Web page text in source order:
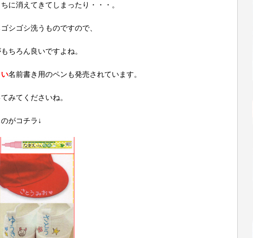
に消えてきてしまったり・・・。
シゴシ洗うものですので、
ちろん良いですよね。
名前書き用のペンも発売されています。
みてくださいね。
がコチラ↓